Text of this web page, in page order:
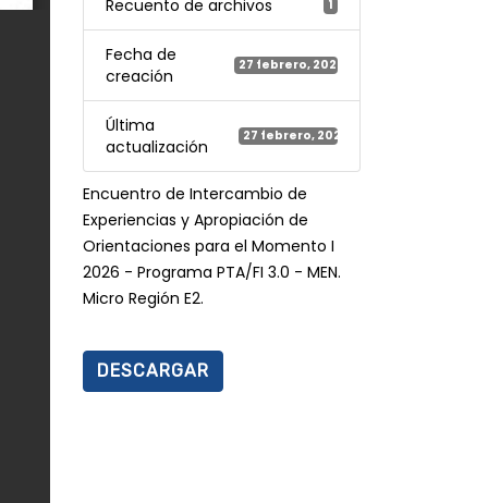
Recuento de archivos 1
Fecha de
creación
27 febrero, 2026
Última
actualización
27 febrero, 2026
Encuentro de Intercambio de
Experiencias y Apropiación de
Orientaciones para el Momento I
2026 - Programa PTA/FI 3.0 - MEN.
Micro Región E2.
DESCARGAR